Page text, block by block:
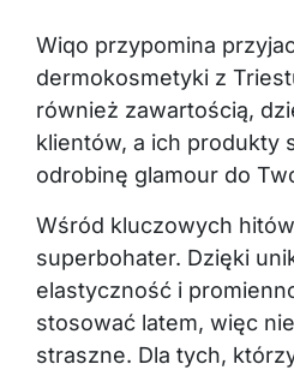
Wiqo przypomina
dermokosmetyki z
również zawartością,
klientów, a ich produkty
odrobinę glamour do
Wśród kluczowych
superbohater. Dzięki
elastyczność i
stosować latem, więc
straszne. Dla tych,